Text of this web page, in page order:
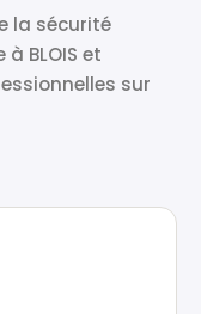
la sécurité
BLOIS et
sur